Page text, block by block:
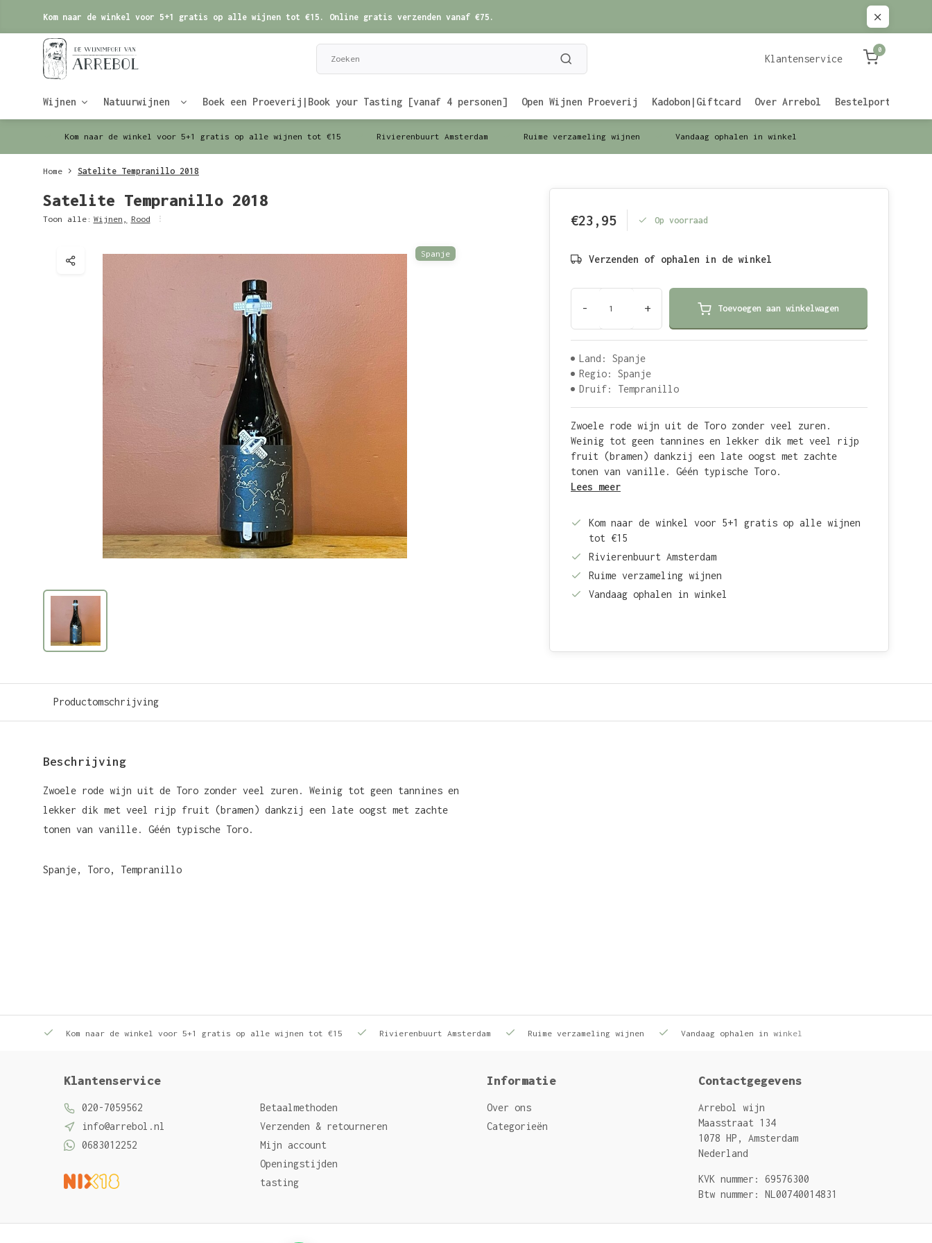
Kom naar de winkel voor 5+1 gratis op alle wijnen tot €15. Online gratis verzenden vanaf €75.
Klantenservice
0
Wijnen Natuurwijnen Boek een Proeverij|Book your Tasting [vanaf 4 personen] Open Wijnen Proeverij Kadobon|Giftcard Over Arrebol Bestelportaal
Kom naar de winkel voor 5+1 gratis op alle wijnen tot €15 Rivierenbuurt Amsterdam Ruime verzameling wijnen Vandaag ophalen in winkel
Home Satelite Tempranillo 2018
Satelite Tempranillo 2018
Toon alle: Wijnen , Rood
Spanje
€23,95 Op voorraad
Verzenden of ophalen in de winkel
- + Toevoegen aan winkelwagen
Land: Spanje
Regio: Spanje
Druif: Tempranillo
Zwoele rode wijn uit de Toro zonder veel zuren.
Weinig tot geen tannines en lekker dik met veel rijp
fruit (bramen) dankzij een late oogst met zachte
tonen van vanille. Géén typische Toro.
Lees meer
Kom naar de winkel voor 5+1 gratis op alle wijnen
tot €15
Rivierenbuurt Amsterdam
Ruime verzameling wijnen
Vandaag ophalen in winkel
Productomschrijving
Beschrijving
Zwoele rode wijn uit de Toro zonder veel zuren. Weinig tot geen tannines en
lekker dik met veel rijp fruit (bramen) dankzij een late oogst met zachte
tonen van vanille. Géén typische Toro.
Spanje, Toro, Tempranillo
Kom naar de winkel voor 5+1 gratis op alle wijnen tot €15 Rivierenbuurt Amsterdam Ruime verzameling wijnen Vandaag ophalen in winkel
Klantenservice
020-7059562
info@arrebol.nl
0683012252
Betaalmethoden
Verzenden & retourneren
Mijn account
Openingstijden
tasting
Informatie
Over ons
Categorieën
Contactgegevens
Arrebol wijn
Maasstraat 134
1078 HP, Amsterdam
Nederland
KVK nummer: 69576300
Btw nummer: NL00740014831